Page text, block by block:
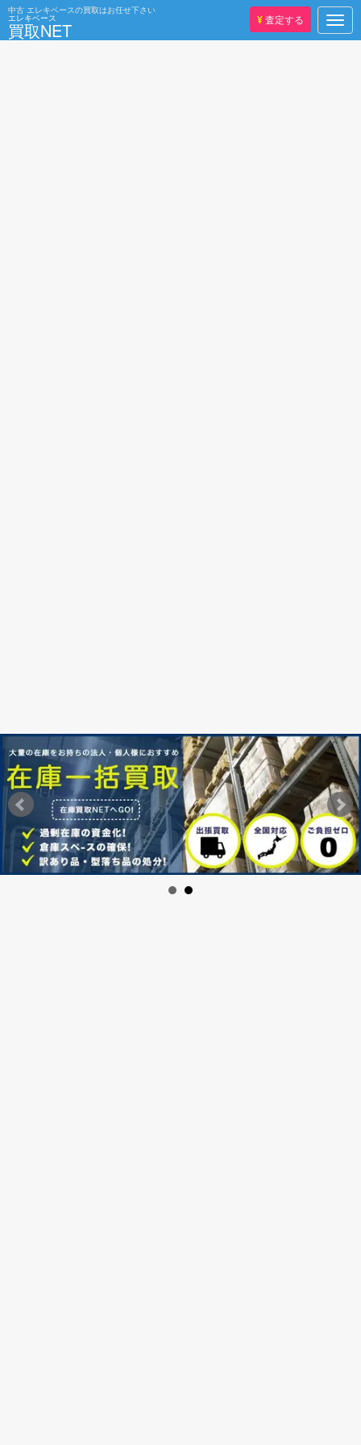
中古 エレキベースの買取はお任せ下さい
エレキベース
買取NET ¥査定する